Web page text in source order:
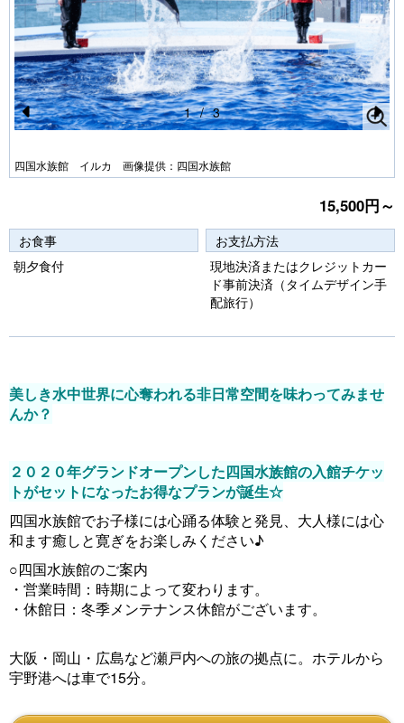
Pr
e
u
s
四国水族館 イルカ 画像提供：四国水族館
N
1 / 3
15,500円～
お食事
朝夕食付
お支払方法
現地決済またはクレジットカー
ド事前決済（タイムデザイン手
配旅行）
美しき水中世界に心奪われる非日常空間を味わってみませ
んか？
２０２０年グランドオープンした四国水族館の入館チケッ
トがセットになったお得なプランが誕生☆
四国水族館でお子様には心踊る体験と発見、大人様には心
和ます癒しと寛ぎをお楽しみください♪
○四国水族館のご案内
・営業時間：時期によって変わります。
・休館日：冬季メンテナンス休館がございます。
大阪・岡山・広島など瀬戸内への旅の拠点に。ホテルから
宇野港へは車で15分。